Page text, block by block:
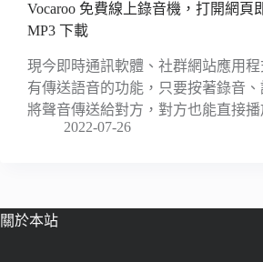
Vocaroo 免費線上錄音機，打開網頁
MP3 下載
現今即時通訊軟體、社群網站應用
有傳送語音的功能，只要按著錄音
將聲音傳送給對方，對方也能直接
2022-07-26
關於本站